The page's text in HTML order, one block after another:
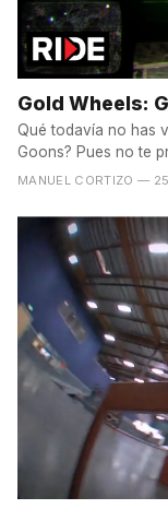
Gold Wheels:
Qué todavía no has
Goons? Pues no te
MANUEL CORTIZO — 25